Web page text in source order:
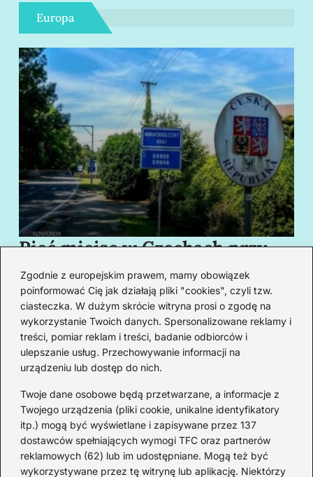
Zgodnie z europejskim prawem, mamy obowiązek
poinformować Cię jak działają pliki "cookies", czyli tzw.
ciasteczka. W dużym skrócie witryna prosi o zgodę na
wykorzystanie Twoich danych. Spersonalizowane reklamy i
treści, pomiar reklam i treści, badanie odbiorców i
ulepszanie usług. Przechowywanie informacji na
urządzeniu lub dostęp do nich.
Twoje dane osobowe będą przetwarzane, a informacje z
Twojego urządzenia (pliki cookie, unikalne identyfikatory
itp.) mogą być wyświetlane i zapisywane przez 137
dostawców spełniających wymogi TFC oraz partnerów
reklamowych (62) lub im udostępniane. Mogą też być
wykorzystywane przez tę witrynę lub aplikację. Niektórzy
Europa
Pięć miejsc w Czechach przy
granicy, które cię oczarują
swoim urokiem
Redakcja
Od lat podróżuję, by poznawać świat z bliska – nie tylko
przez pryzmat zabytków, ale przede wszystkim ludzi,
smaków i codzienności.
Redakcja: Michalina Staszic
ul. Miła 08A, 32-514 Bieruń
477 362 966